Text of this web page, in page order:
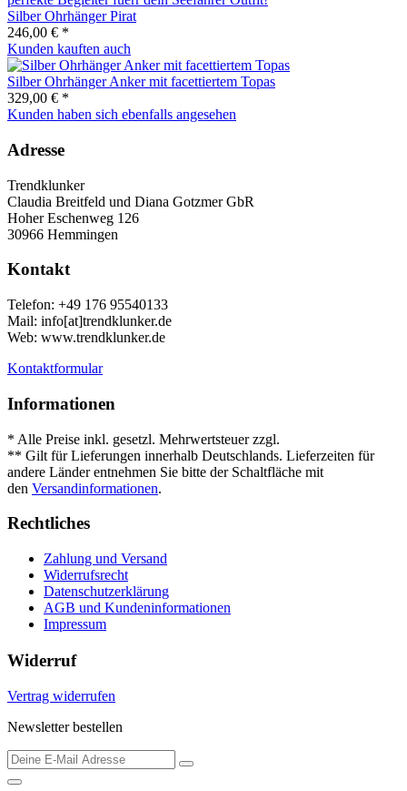
Silber Ohrhänger Pirat
246,00 € *
Kunden kauften auch
Silber Ohrhänger Anker mit facettiertem Topas
329,00 € *
Kunden haben sich ebenfalls angesehen
Adresse
Trendklunker
Claudia Breitfeld und Diana Gotzmer GbR
Hoher Eschenweg 126
30966 Hemmingen
Kontakt
Telefon: +49 176 95540133
Mail: info[at]trendklunker.de
Web: www.trendklunker.de
Kontaktformular
Informationen
* Alle Preise inkl. gesetzl. Mehrwertsteuer zzgl.
** Gilt für Lieferungen innerhalb Deutschlands. Lieferzeiten für
andere Länder entnehmen Sie bitte der Schaltfläche mit
den Versandinformationen.
Rechtliches
Zahlung und Versand
Widerrufsrecht
Datenschutzerklärung
AGB und Kundeninformationen
Impressum
Widerruf
Vertrag widerrufen
Newsletter bestellen